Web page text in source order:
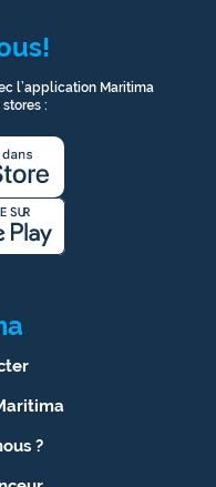
l’application Maritima
:
?